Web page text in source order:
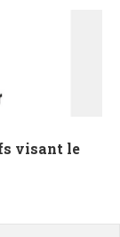
visant le